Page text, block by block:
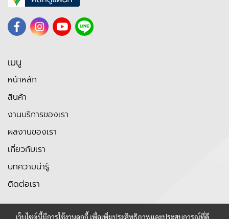
เมนู
หน้าหลัก
สินค้า
งานบริการของเรา
ผลงานของเรา
เกี่ยวกับเรา
บทความน่ารู้
ติดต่อเรา
เว็บไซต์นี้มีการใช้งานคุกกี้ เพื่อเพิ่มประสิทธิภาพและประสบการณ์ที่ดี